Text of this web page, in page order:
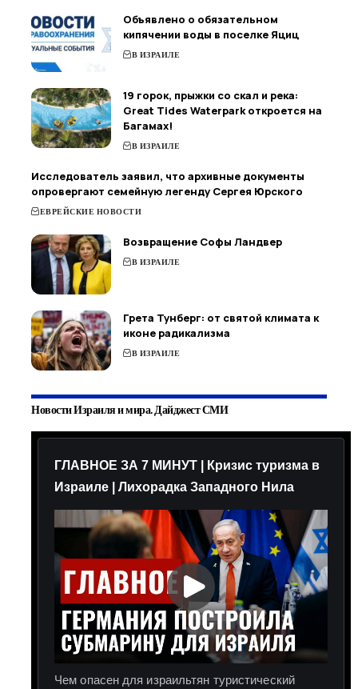
Объявлено о обязательном
кипячении воды в поселке Яциц
В ИЗРАИЛЕ
19 горок, прыжки со скал и река:
Great Tides Waterpark откроется на
Багамах!
В ИЗРАИЛЕ
Исследователь заявил, что архивные документы
опровергают семейную легенду Сергея Юрского
ЕВРЕЙСКИЕ НОВОСТИ
Возвращение Софы Ландвер
В ИЗРАИЛЕ
Грета Тунберг: от святой климата к
иконе радикализма
В ИЗРАИЛЕ
Новости Израиля и мира. Дайджест СМИ